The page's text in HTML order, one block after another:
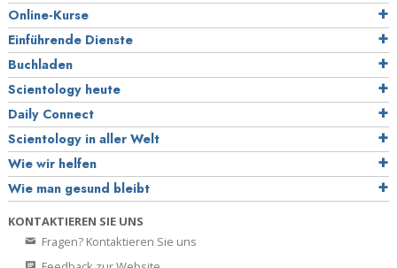
Online-Kurse
Einführende Dienste
Buchladen
Scientology heute
Daily Connect
Scientology in aller Welt
Wie wir helfen
Wie man gesund bleibt
KONTAKTIEREN SIE UNS
Fragen? Kontaktieren Sie uns